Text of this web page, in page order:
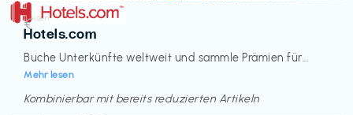
Reisen
Hotels.com
Buche Unterkünfte weltweit und sammle Prämien für...
Mehr lesen
€‎
Kombinierbar mit bereits reduzierten Artikeln